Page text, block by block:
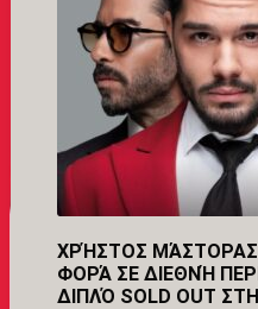
ΧΡΉΣΤΟΣ ΜΆΣΤΟΡΑΣ
ΦΟΡΆ ΣΕ ΔΙΕΘΝΉ
ΔΙΠΛΌ SOLD OUT